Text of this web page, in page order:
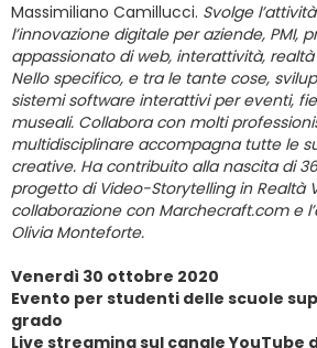
Massimiliano Camillucci. Svolge
l’innovazione digitale per aziende, PMI,
appassionato di web, interattività,
Nello specifico, e tra le tante cose,
sistemi software interattivi per eventi,
museali. Collabora con molti
multidisciplinare accompagna tutte le
creative. Ha contribuito alla nascita di
progetto di Video-Storytelling in Realtà
collaborazione con Marchecraft.com e
Olivia Monteforte.
Venerdì 30 ottobre 2020
Evento per studenti delle scuole
grado
Live streaming sul canale YouTube